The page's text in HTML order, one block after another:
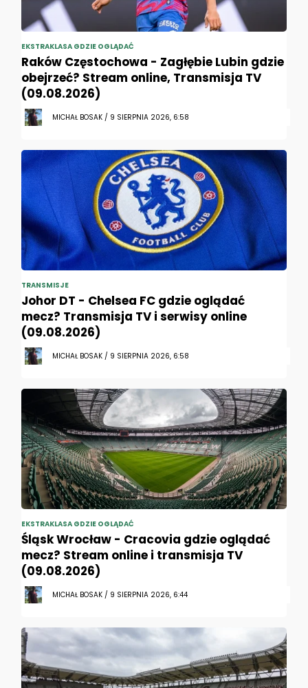
EKSTRAKLASA GDZIE OGLĄDAĆ
Raków Częstochowa - Zagłębie Lubin gdzie
obejrzeć? Stream online, Transmisja TV
(09.08.2026)
MICHAŁ BOSAK / 9 SIERPNIA 2026, 6:58
TRANSMISJE
Johor DT - Chelsea FC gdzie oglądać
mecz? Transmisja TV i serwisy online
(09.08.2026)
MICHAŁ BOSAK / 9 SIERPNIA 2026, 6:58
EKSTRAKLASA GDZIE OGLĄDAĆ
Śląsk Wrocław - Cracovia gdzie oglądać
mecz? Stream online i transmisja TV
(09.08.2026)
MICHAŁ BOSAK / 9 SIERPNIA 2026, 6:44